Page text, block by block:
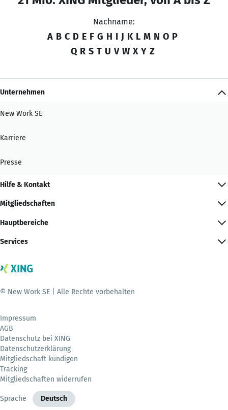
Nachname:
A B C D E F G H I J K L M N O P
Q R S T U V W X Y Z
Unternehmen
New Work SE
Karriere
Presse
Hilfe & Kontakt
Mitgliedschaften
Hauptbereiche
Services
© New Work SE | Alle Rechte vorbehalten
Impressum
AGB
Datenschutz bei XING
Datenschutzerklärung
Mitgliedschaft kündigen
Tracking
Mitgliedschaften widerrufen
Sprache Deutsch